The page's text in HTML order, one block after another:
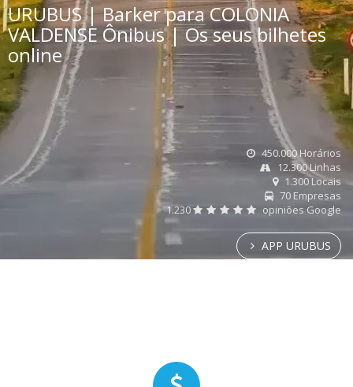
URUBUS | Barker para COLONIA
VALDENSE Ônibus | Os seus bilhetes
online
450.000 Horários
12.300 Linhas
1.300 Locais
70 Empresas
1.230
opiniões Google
APP URUBUS